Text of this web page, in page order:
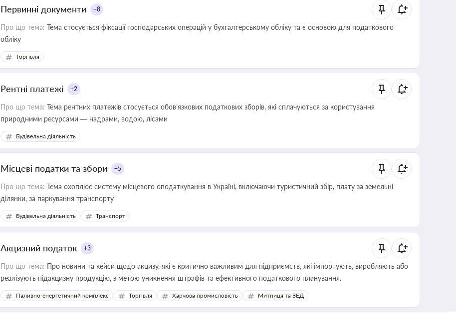
Первинні документи +8
Про що тема: Тема стосується фіксації господарських операцій у бухгалтерському обліку та є основою для податкового
обліку
Торгівля
Рентні платежі +2
Про що тема: Тема рентних платежів стосується обов’язкових податкових зборів, які сплачуються за користування
природними ресурсами — надрами, водою, лісами
Будівельна діяльність
Місцеві податки та збори +5
Про що тема: Тема охоплює систему місцевого оподаткування в Україні, включаючи туристичний збір, плату за земельні
ділянки, за паркування транспорту
Будівельна діяльність Транспорт
Акцизний податок +3
Про що тема: Про новини та кейси щодо акцизу, які є критично важливим для підприємств, які імпортують, виробляють або
реалізують підакцизну продукцію, з метою уникнення штрафів та ефективного податкового планування.
Паливно-енергетичний комплекс Торгівля Харчова промисловість Митниця та ЗЕД